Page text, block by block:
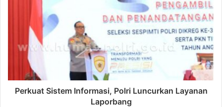
Perkuat Sistem Informasi, Polri Luncurkan Layanan
Laporbang